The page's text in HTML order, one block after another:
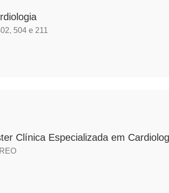
504 e 211
Clínica Especializada em